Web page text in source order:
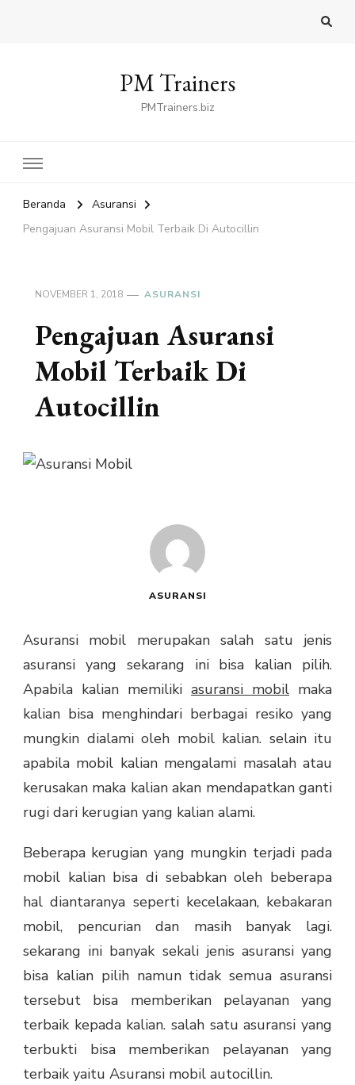
PM Trainers
PMTrainers.biz
Beranda
Asuransi
Pengajuan Asuransi Mobil Terbaik Di Autocillin
NOVEMBER 1, 2018 ASURANSI
Pengajuan Asuransi
Mobil Terbaik Di
Autocillin
ASURANSI
Asuransi mobil merupakan salah satu jenis
asuransi yang sekarang ini bisa kalian pilih.
Apabila kalian memiliki asuransi mobil maka
kalian bisa menghindari berbagai resiko yang
mungkin dialami oleh mobil kalian. selain itu
apabila mobil kalian mengalami masalah atau
kerusakan maka kalian akan mendapatkan ganti
rugi dari kerugian yang kalian alami.
Beberapa kerugian yang mungkin terjadi pada
mobil kalian bisa di sebabkan oleh beberapa
hal diantaranya seperti kecelakaan, kebakaran
mobil, pencurian dan masih banyak lagi.
sekarang ini banyak sekali jenis asuransi yang
bisa kalian pilih namun tidak semua asuransi
tersebut bisa memberikan pelayanan yang
terbaik kepada kalian. salah satu asuransi yang
terbukti bisa memberikan pelayanan yang
terbaik yaitu Asuransi mobil autocillin.